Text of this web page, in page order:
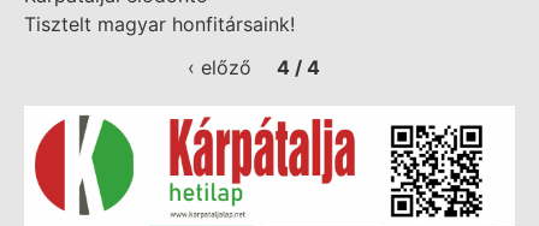
Tisztelt magyar honfitársaink!
‹ előző
4 / 4